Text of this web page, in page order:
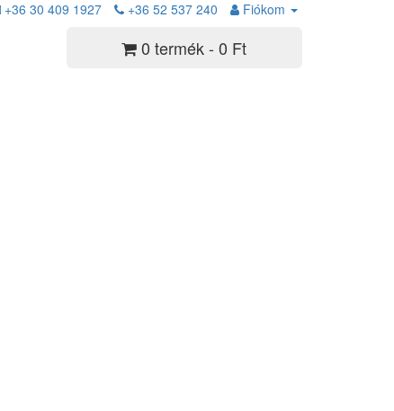
+36 30 409 1927 +36 52 537 240 Fiókom
0 termék - 0 Ft